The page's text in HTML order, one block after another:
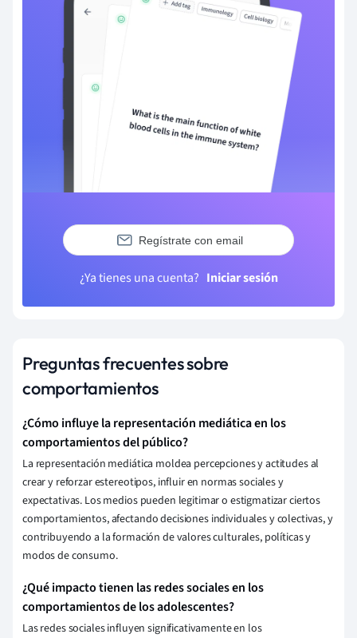
Regístrate con email
¿Ya tienes una cuenta? Iniciar sesión
Preguntas frecuentes sobre
comportamientos
¿Cómo influye la representación mediática en los
comportamientos del público?
La representación mediática moldea percepciones y actitudes al
crear y reforzar estereotipos, influir en normas sociales y
expectativas. Los medios pueden legitimar o estigmatizar ciertos
comportamientos, afectando decisiones individuales y colectivas, y
contribuyendo a la formación de valores culturales, políticas y
modos de consumo.
¿Qué impacto tienen las redes sociales en los
comportamientos de los adolescentes?
Las redes sociales influyen significativamente en los